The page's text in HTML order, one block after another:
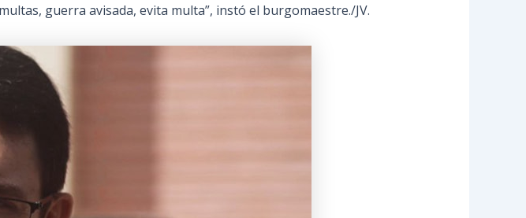
guerra avisada, evita multa”, instó el burgomaestre./JV.